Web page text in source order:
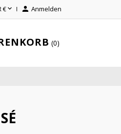
€  Anmelden
0